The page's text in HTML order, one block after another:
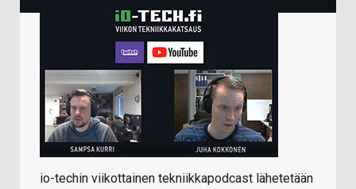
io-techin viikottainen tekniikkapodcast lähetetään